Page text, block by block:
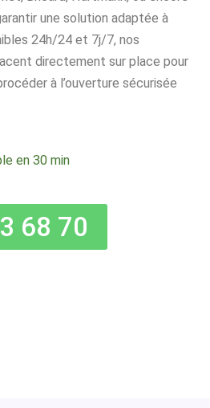
une solution adaptée à
24h/24 et 7j/7, nos
directement sur place pour
à l’ouverture sécurisée
en 30 min
68 70